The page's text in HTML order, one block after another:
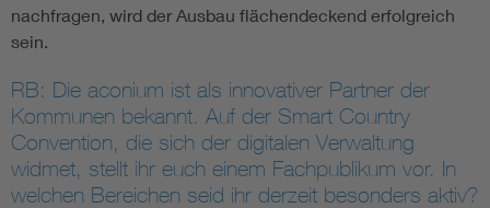
nachfragen, wird der Ausbau flächendeckend erfolgreich
sein.
RB: Die aconium ist als innovativer Partner der
Kommunen bekannt. Auf der Smart Country
Convention, die sich der digitalen Verwaltung
widmet, stellt ihr euch einem Fachpublikum vor. In
welchen Bereichen seid ihr derzeit besonders aktiv?